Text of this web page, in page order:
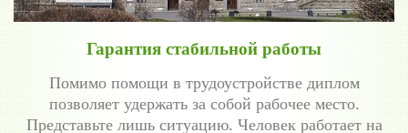
Гарантия стабильной работы
Помимо помощи в трудоустройстве диплом
позволяет удержать за собой рабочее место.
Представьте лишь ситуацию. Человек работает на